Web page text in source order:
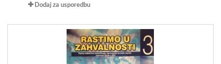
Dodaj za usporedbu